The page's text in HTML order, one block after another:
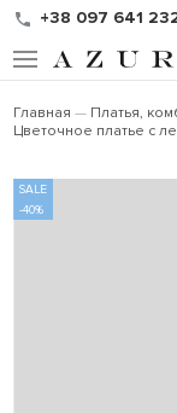
+38 097 641
Главная
Платья,
Цветочное платье с